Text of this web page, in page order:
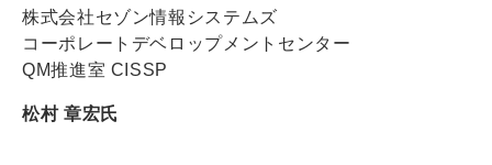
株式会社セゾン情報システムズ
コーポレートデベロップメントセンター
QM推進室 CISSP
松村 章宏氏